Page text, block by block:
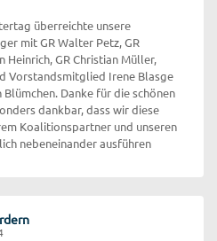
überreichte unsere
mit GR Walter Petz, GR
Heinrich, GR Christian Müller,
Vorstandsmitglied Irene Blasge
Danke für die schönen
dankbar, dass wir diese
Koalitionspartner und unseren
nebeneinander ausführen